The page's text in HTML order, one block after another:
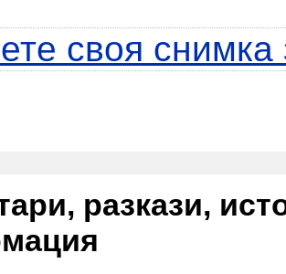
своя
разкази,